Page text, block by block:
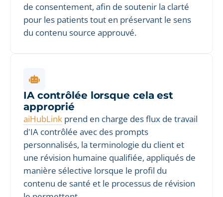
de consentement, afin de soutenir la clarté
pour les patients tout en préservant le sens
du contenu source approuvé.
IA contrôlée lorsque cela est
approprié
aiHubLink prend en charge des flux de travail
d'IA contrôlée avec des prompts
personnalisés, la terminologie du client et
une révision humaine qualifiée, appliqués de
manière sélective lorsque le profil du
contenu de santé et le processus de révision